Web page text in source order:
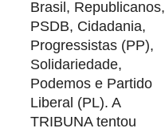
Brasil, Republicanos,
PSDB, Cidadania,
Progressistas (PP),
Solidariedade,
Podemos e Partido
Liberal (PL). A
TRIBUNA tentou